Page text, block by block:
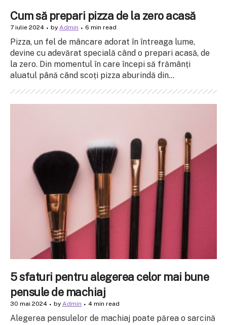
Cum să prepari pizza de la zero acasă
7 iulie 2024 by Admin 6 min read
Pizza, un fel de mâncare adorat în întreaga lume,
devine cu adevărat specială când o prepari acasă, de
la zero. Din momentul în care începi să frămânți
aluatul până când scoți pizza aburindă din...
5 sfaturi pentru alegerea celor mai bune
pensule de machiaj
30 mai 2024 by Admin 4 min read
Alegerea pensulelor de machiaj poate părea o sarcină